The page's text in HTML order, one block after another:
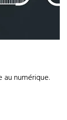
numérique.